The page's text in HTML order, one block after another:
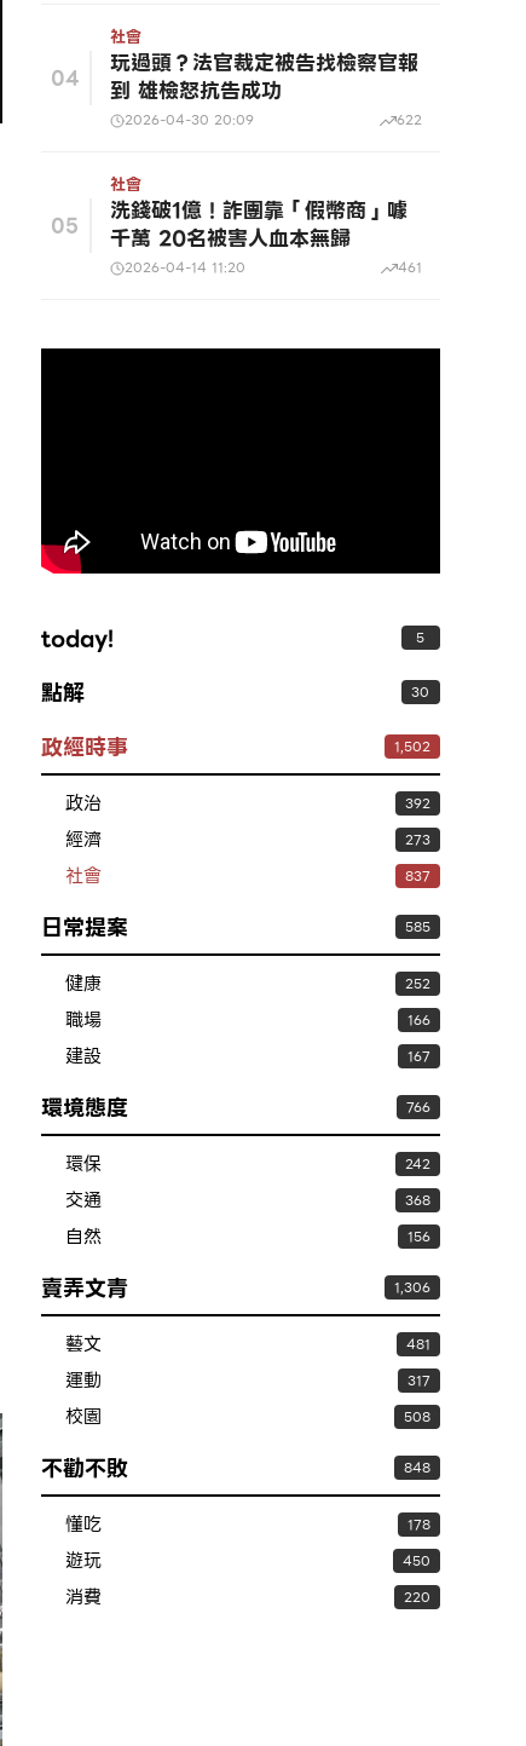
04
社會
玩過頭？法官裁定被告找檢察官報
到 雄檢怒抗告成功
2026-04-30 20:09 622
05
社會
洗錢破1億！詐團靠「假幣商」噱
千萬 20名被害人血本無歸
2026-04-14 11:20 461
today! 5
點解 30
政經時事 1,502
政治 392
經濟 273
社會 837
日常提案 585
健康 252
職場 166
建設 167
環境態度 766
環保 242
交通 368
自然 156
賣弄文青 1,306
藝文 481
運動 317
校園 508
不勸不敗 848
懂吃 178
遊玩 450
消費 220